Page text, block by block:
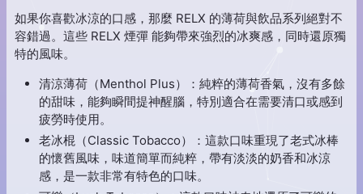
如果你喜歡冰涼的口感，那麼 RELX 的薄荷與飲品系列絕對不
容錯過。這些 RELX 煙彈 能夠帶來強烈的冰爽感，同時還原獨
特的風味。
清涼薄荷（Menthol Plus）：純粹的薄荷香氣，沒有多餘
的甜味，能夠瞬間提神醒腦，特別適合在需要清口或感到
疲勞時使用。
老冰棍（Classic Tobacco）：這款口味重現了老式冰棒
的懷舊風味，味道簡單而純粹，帶有淡淡的奶香和冰涼
感，是一款非常有特色的口味。